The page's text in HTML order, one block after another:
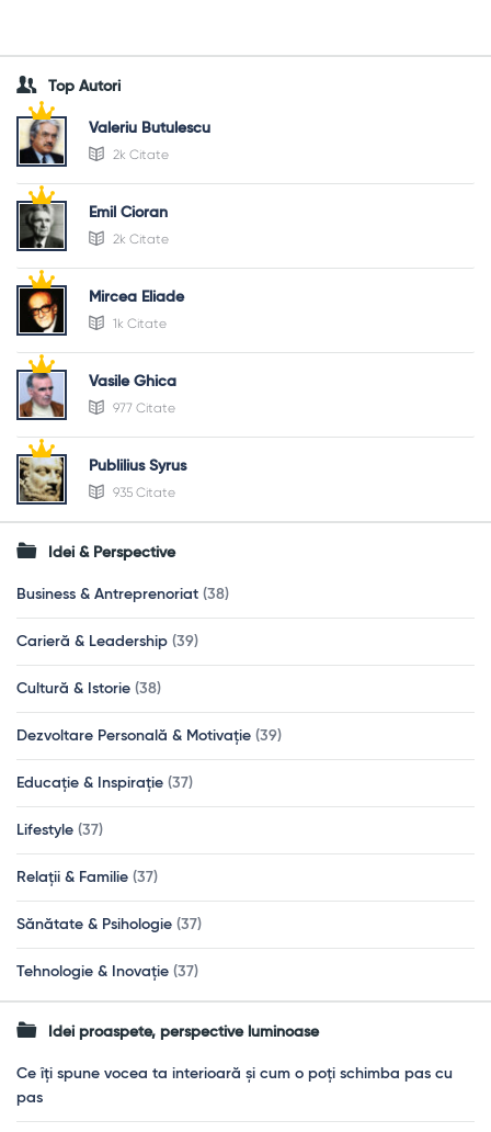
Top Autori
Valeriu Butulescu
2k Citate
Emil Cioran
2k Citate
Mircea Eliade
1k Citate
Vasile Ghica
977 Citate
Publilius Syrus
935 Citate
Idei & Perspective
Business & Antreprenoriat (38)
Carieră & Leadership (39)
Cultură & Istorie (38)
Dezvoltare Personală & Motivație (39)
Educație & Inspirație (37)
Lifestyle (37)
Relații & Familie (37)
Sănătate & Psihologie (37)
Tehnologie & Inovație (37)
Idei proaspete, perspective luminoase
Ce îți spune vocea ta interioară și cum o poți schimba pas cu
pas